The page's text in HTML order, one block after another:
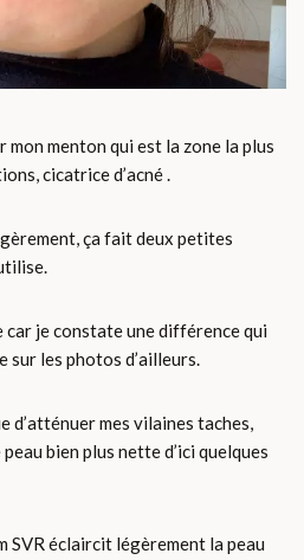
mon menton qui est la zone la plus
cicatrice d’acné .
ça fait deux petites
car je constate une différence qui
sur les photos d’ailleurs.
d’atténuer mes vilaines taches,
bien plus nette d’ici quelques
SVR éclaircit légèrement la peau